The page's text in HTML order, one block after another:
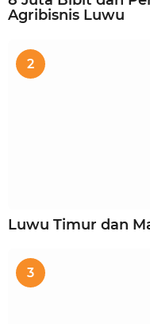
Agribisnis Luwu
2
Luwu Timur dan
3